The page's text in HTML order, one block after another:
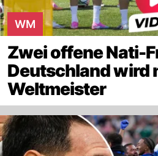
WM
Zwei offene Nati-
Deutschland wird
Weltmeister